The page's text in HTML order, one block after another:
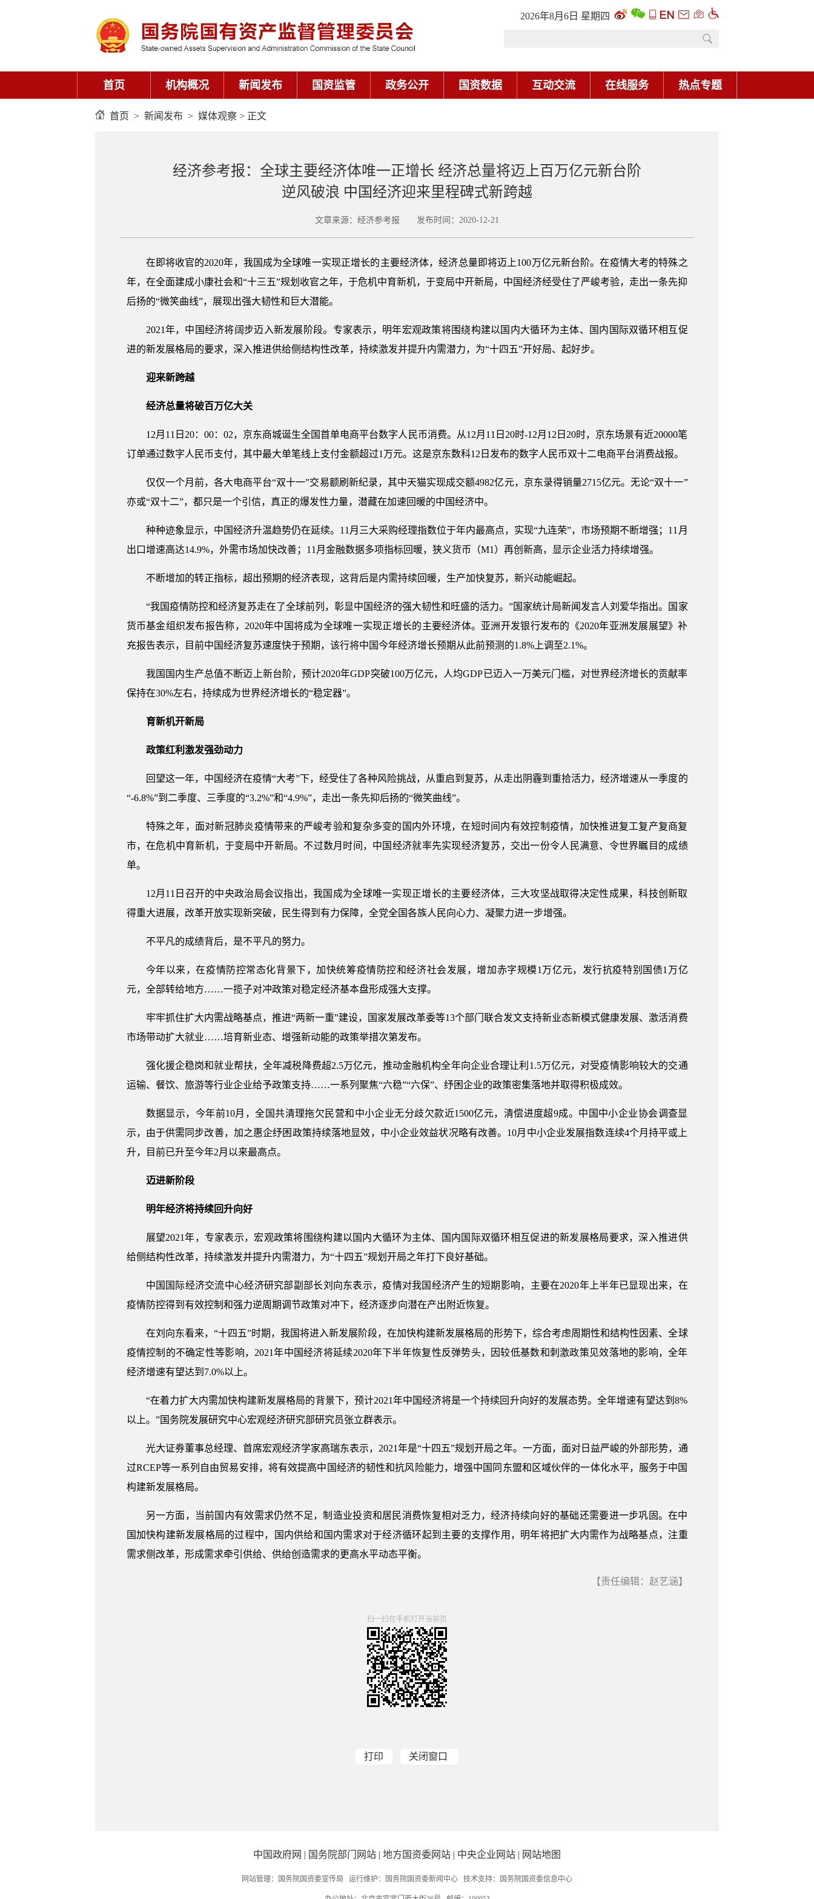
2026年8月6日 星期四
首页 机构概况 新闻发布 国资监管 政务公开 国资数据 互动交流 在线服务 热点专题
首页 > 新闻发布 > 媒体观察 > 正文
经济参考报：全球主要经济体唯一正增长 经济总量将迈上百万亿元新台阶
逆风破浪 中国经济迎来里程碑式新跨越
文章来源：经济参考报 发布时间：2020-12-21
在即将收官的2020年，我国成为全球唯一实现正增长的主要经济体，经济总量即将迈上100万亿元新台阶。在疫情大考的特殊之
年，在全面建成小康社会和“十三五”规划收官之年，于危机中育新机，于变局中开新局，中国经济经受住了严峻考验，走出一条先抑
后扬的“微笑曲线”，展现出强大韧性和巨大潜能。
2021年，中国经济将阔步迈入新发展阶段。专家表示，明年宏观政策将围绕构建以国内大循环为主体、国内国际双循环相互促
进的新发展格局的要求，深入推进供给侧结构性改革，持续激发并提升内需潜力，为“十四五”开好局、起好步。
迎来新跨越
经济总量将破百万亿大关
12月11日20：00：02，京东商城诞生全国首单电商平台数字人民币消费。从12月11日20时-12月12日20时，京东场景有近20000笔
订单通过数字人民币支付，其中最大单笔线上支付金额超过1万元。这是京东数科12日发布的数字人民币双十二电商平台消费战报。
仅仅一个月前，各大电商平台“双十一”交易额刷新纪录，其中天猫实现成交额4982亿元，京东录得销量2715亿元。无论“双十一”
亦或“双十二”，都只是一个引信，真正的爆发性力量，潜藏在加速回暖的中国经济中。
种种迹象显示，中国经济升温趋势仍在延续。11月三大采购经理指数位于年内最高点，实现“九连荣”，市场预期不断增强；11月
出口增速高达14.9%，外需市场加快改善；11月金融数据多项指标回暖，狭义货币（M1）再创新高，显示企业活力持续增强。
不断增加的转正指标，超出预期的经济表现，这背后是内需持续回暖，生产加快复苏，新兴动能崛起。
“我国疫情防控和经济复苏走在了全球前列，彰显中国经济的强大韧性和旺盛的活力。”国家统计局新闻发言人刘爱华指出。国家
货币基金组织发布报告称，2020年中国将成为全球唯一实现正增长的主要经济体。亚洲开发银行发布的《2020年亚洲发展展望》补
充报告表示，目前中国经济复苏速度快于预期，该行将中国今年经济增长预期从此前预测的1.8%上调至2.1%。
我国国内生产总值不断迈上新台阶，预计2020年GDP突破100万亿元，人均GDP已迈入一万美元门槛，对世界经济增长的贡献率
保持在30%左右，持续成为世界经济增长的“稳定器”。
育新机开新局
政策红利激发强劲动力
回望这一年，中国经济在疫情“大考”下，经受住了各种风险挑战，从重启到复苏，从走出阴霾到重拾活力，经济增速从一季度的
“-6.8%”到二季度、三季度的“3.2%”和“4.9%”，走出一条先抑后扬的“微笑曲线”。
特殊之年，面对新冠肺炎疫情带来的严峻考验和复杂多变的国内外环境，在短时间内有效控制疫情，加快推进复工复产复商复
市，在危机中育新机，于变局中开新局。不过数月时间，中国经济就率先实现经济复苏，交出一份令人民满意、令世界瞩目的成绩
单。
12月11日召开的中央政治局会议指出，我国成为全球唯一实现正增长的主要经济体，三大攻坚战取得决定性成果，科技创新取
得重大进展，改革开放实现新突破，民生得到有力保障，全党全国各族人民向心力、凝聚力进一步增强。
不平凡的成绩背后，是不平凡的努力。
今年以来，在疫情防控常态化背景下，加快统筹疫情防控和经济社会发展，增加赤字规模1万亿元，发行抗疫特别国债1万亿
元，全部转给地方……一揽子对冲政策对稳定经济基本盘形成强大支撑。
牢牢抓住扩大内需战略基点，推进“两新一重”建设，国家发展改革委等13个部门联合发文支持新业态新模式健康发展、激活消费
市场带动扩大就业……培育新业态、增强新动能的政策举措次第发布。
强化援企稳岗和就业帮扶，全年减税降费超2.5万亿元，推动金融机构全年向企业合理让利1.5万亿元，对受疫情影响较大的交通
运输、餐饮、旅游等行业企业给予政策支持……一系列聚焦“六稳”“六保”、纾困企业的政策密集落地并取得积极成效。
数据显示，今年前10月，全国共清理拖欠民营和中小企业无分歧欠款近1500亿元，清偿进度超9成。中国中小企业协会调查显
示，由于供需同步改善，加之惠企纾困政策持续落地显效，中小企业效益状况略有改善。10月中小企业发展指数连续4个月持平或上
升，目前已升至今年2月以来最高点。
迈进新阶段
明年经济将持续回升向好
展望2021年，专家表示，宏观政策将围绕构建以国内大循环为主体、国内国际双循环相互促进的新发展格局要求，深入推进供
给侧结构性改革，持续激发并提升内需潜力，为“十四五”规划开局之年打下良好基础。
中国国际经济交流中心经济研究部副部长刘向东表示，疫情对我国经济产生的短期影响，主要在2020年上半年已显现出来，在
疫情防控得到有效控制和强力逆周期调节政策对冲下，经济逐步向潜在产出附近恢复。
在刘向东看来，“十四五”时期，我国将进入新发展阶段，在加快构建新发展格局的形势下，综合考虑周期性和结构性因素、全球
疫情控制的不确定性等影响，2021年中国经济将延续2020年下半年恢复性反弹势头，因较低基数和刺激政策见效落地的影响，全年
经济增速有望达到7.0%以上。
“在着力扩大内需加快构建新发展格局的背景下，预计2021年中国经济将是一个持续回升向好的发展态势。全年增速有望达到8%
以上。”国务院发展研究中心宏观经济研究部研究员张立群表示。
光大证券董事总经理、首席宏观经济学家高瑞东表示，2021年是“十四五”规划开局之年。一方面，面对日益严峻的外部形势，通
过RCEP等一系列自由贸易安排，将有效提高中国经济的韧性和抗风险能力，增强中国同东盟和区域伙伴的一体化水平，服务于中国
构建新发展格局。
另一方面，当前国内有效需求仍然不足，制造业投资和居民消费恢复相对乏力，经济持续向好的基础还需要进一步巩固。在中
国加快构建新发展格局的过程中，国内供给和国内需求对于经济循环起到主要的支撑作用，明年将把扩大内需作为战略基点，注重
需求侧改革，形成需求牵引供给、供给创造需求的更高水平动态平衡。
【责任编辑：赵艺涵】
扫一扫在手机打开当前页
打印 关闭窗口